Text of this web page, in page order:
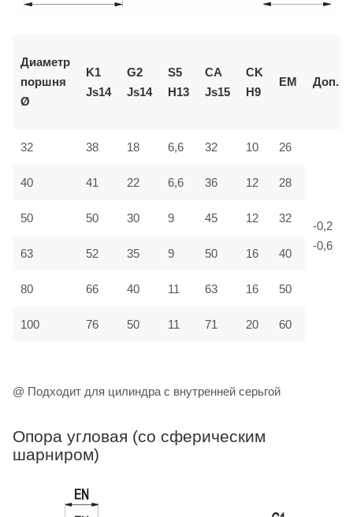
Диаметр
поршня
Ø
K1
Js14
G2
Js14
S5
H13
CA
Js15
CK
H9
EM Доп.
32 38 18 6,6 32 10 26
-0,2
-0,6
40 41 22 6,6 36 12 28
50 50 30 9 45 12 32
63 52 35 9 50 16 40
80 66 40 11 63 16 50
100 76 50 11 71 20 60
@ Подходит для цилиндра с внутренней серьгой
Опора угловая (со сферическим
шарниром)